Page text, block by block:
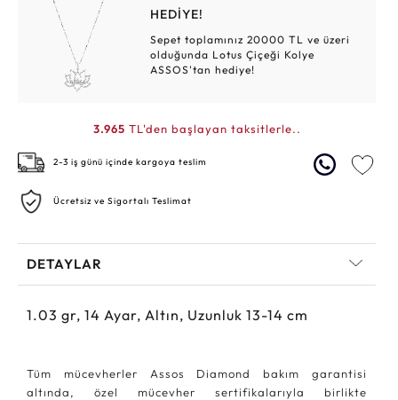
HEDİYE!
Sepet toplamınız 20000 TL ve üzeri
olduğunda Lotus Çiçeği Kolye
ASSOS'tan hediye!
3.965 TL'den başlayan taksitlerle..
2-3 iş günü içinde kargoya teslim
Ücretsiz ve Sigortalı Teslimat
DETAYLAR
1.03 gr, 14 Ayar, Altın, Uzunluk 13-14 cm
Tüm mücevherler Assos Diamond bakım garantisi
altında, özel mücevher sertifikalarıyla birlikte